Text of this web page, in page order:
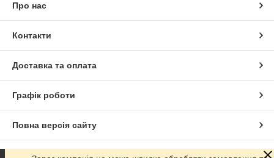
Про нас
Контакти
Доставка та оплата
Графік роботи
Повна версія сайту
Сайт створено на маркетплейсі Prom.ua